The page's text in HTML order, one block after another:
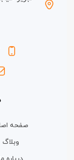
صفحه
وبلاگ